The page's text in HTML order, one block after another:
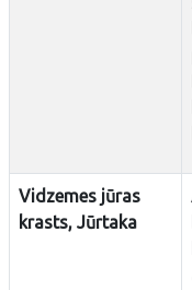
Vidzemes jūras
krasts, Jūrtaka